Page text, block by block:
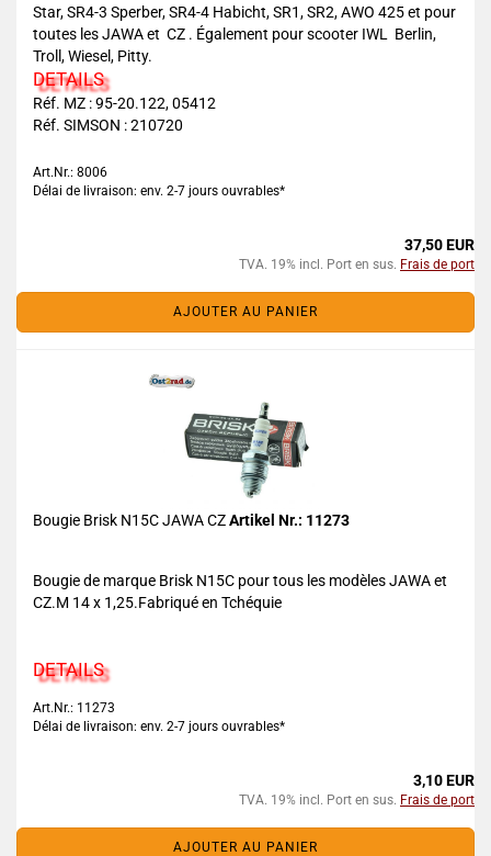
Star, SR4-3 Sperber, SR4-4 Habicht, SR1, SR2, AWO 425 et pour
toutes les JAWA et CZ . Également pour scooter IWL Berlin,
Troll, Wiesel, Pitty.
DETAILS
Réf. MZ : 95-20.122, 05412
Réf. SIMSON : 210720
Art.Nr.: 8006
Délai de livraison: env. 2-7 jours ouvrables*
37,50 EUR
TVA. 19% incl. Port en sus. Frais de port
AJOUTER AU PANIER
Bougie Brisk N15C JAWA CZArtikel Nr.: 11273
Bougie de marque Brisk N15C pour tous les modèles JAWA et
CZ.M 14 x 1,25.Fabriqué en Tchéquie
DETAILS
Art.Nr.: 11273
Délai de livraison: env. 2-7 jours ouvrables*
3,10 EUR
TVA. 19% incl. Port en sus. Frais de port
AJOUTER AU PANIER